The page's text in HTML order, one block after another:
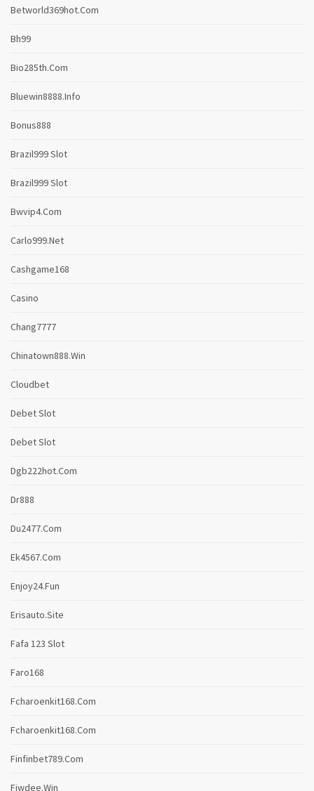
Betworld369hot.com
Bh99
Bio285th.com
Bluewin8888.info
Bonus888
Brazil999 Slot
Brazil999 Slot
Bwvip4.com
Carlo999.net
Cashgame168
Casino
Chang7777
Chinatown888.win
Cloudbet
Debet Slot
Debet Slot
Dgb222hot.com
Dr888
Du2477.com
Ek4567.com
Enjoy24.fun
Erisauto.site
Fafa 123 Slot
Faro168
Fcharoenkit168.com
Fcharoenkit168.com
Finfinbet789.com
Fiwdee.win